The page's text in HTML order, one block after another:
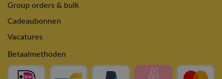
Group orders & bulk
Cadeaubonnen
Vacatures
Betaalmethoden